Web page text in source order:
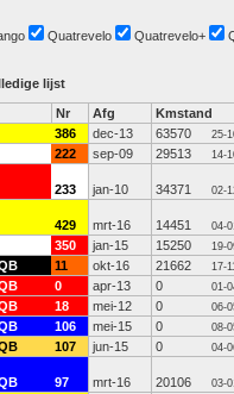
Quatrevelo Quatrevelo+
lijst
Nr Afg
Kmstand
386 dec-13 63570 25-
222 sep-09 29513 14-
233 jan-10 34371 02-
429 mrt-16 14451 04-
350 jan-15 15250 19-
11 okt-16 21662 17-
0 apr-13 0 01-
18 mei-12 0 06-
106 mei-15 0 08-
107 jun-15 0 04-
97 mrt-16 20106 03-